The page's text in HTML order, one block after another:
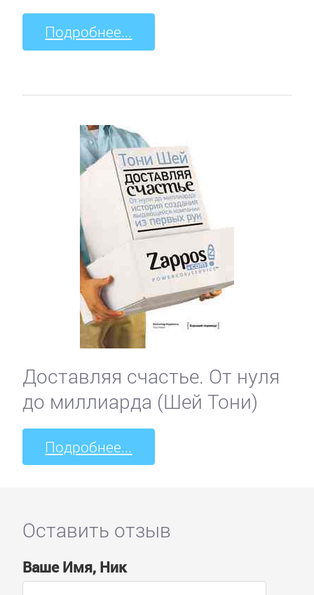
Подробнее...
Доставляя счастье. От нуля
до миллиарда (Шей Тони)
Подробнее...
Оставить отзыв
Ваше Имя, Ник